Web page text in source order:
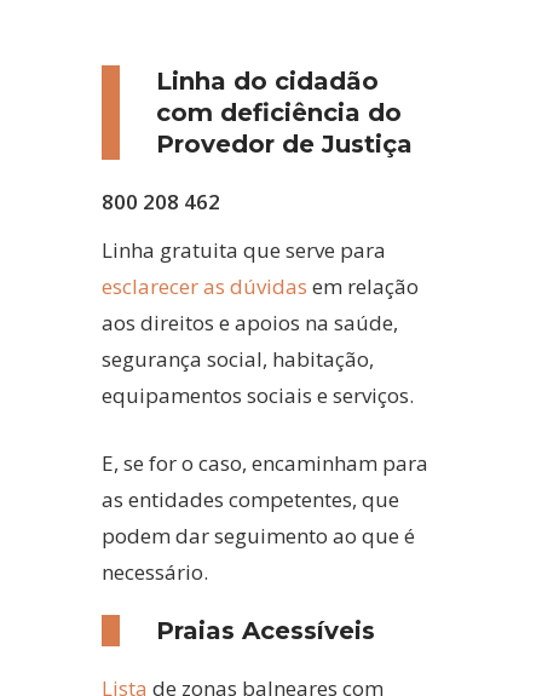
Linha do cidadão
com deficiência do
Provedor de Justiça
800 208 462
Linha gratuita que serve para
esclarecer as dúvidas em relação
aos direitos e apoios na saúde,
segurança social, habitação,
equipamentos sociais e serviços.
E, se for o caso, encaminham para
as entidades competentes, que
podem dar seguimento ao que é
necessário.
Praias Acessíveis
Lista de zonas balneares com